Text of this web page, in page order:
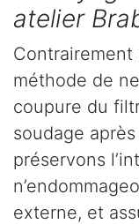
atelier
méthode de
coupure du
soudage
préservons
externe, et